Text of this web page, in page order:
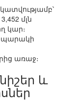
մլն
կար։
առաջ։
և